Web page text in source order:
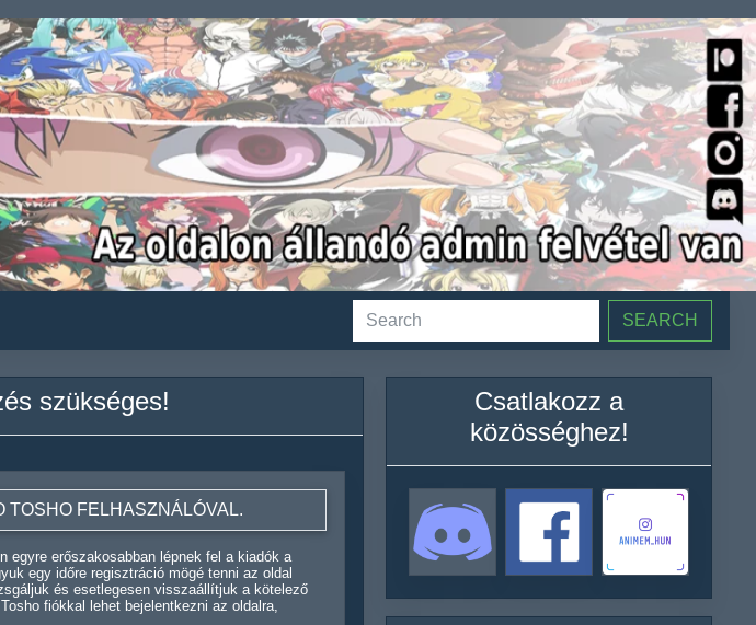
SEARCH
szükséges!
TOSHO FELHASZNÁLÓVAL.
egyre erőszakosabban lépnek fel a kiadók a
egy időre regisztráció mögé tenni az oldal
és esetlegesen visszaállítjuk a kötelező
fiókkal lehet bejelentkezni az oldalra,
Csatlakozz a
közösséghez!